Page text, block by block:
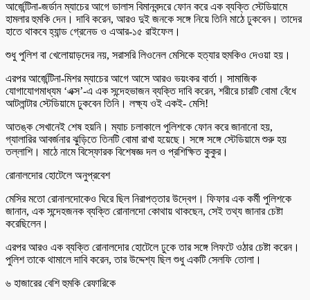
আর্জেন্টিনা-জর্ডান ম্যাচের আগে ডালাস বিমানবন্দরে ফোন করে এক ব্যক্তি স্টেডিয়ামে
হামলার হুমকি দেন। দাবি করেন, আরও দুই জনকে সঙ্গে নিয়ে তিনি মাঠে ঢুকবেন। তাদের
হাতে থাকবে হ্যান্ড গ্রেনেড ও এআর-১৫ রাইফেল।
শুধু পুলিশ বা খেলোয়াড়দের নয়, সরাসরি লিওনেল মেসিকে হত্যার হুমকিও দেওয়া হয়।
এরপর আর্জেন্টিনা-মিশর ম্যাচের আগে আসে আরও ভয়ংকর বার্তা। সামাজিক
যোগাযোগমাধ্যম ‘এক্স’-এ এক সন্দেহভাজন ব্যক্তি দাবি করেন, শরীরে চারটি বোমা বেঁধে
আটলান্টার স্টেডিয়ামে ঢুকবেন তিনি। লক্ষ্য ওই একই- মেসি!
আতঙ্ক সেখানেই শেষ হয়নি। ম্যাচ চলাকালে পুলিশকে ফোন করে জানানো হয়,
গ্যালারির আবর্জনার ঝুড়িতে তিনটি বোমা রাখা হয়েছে। সঙ্গে সঙ্গে স্টেডিয়ামে শুরু হয়
তল্লাশি। মাঠে নামে বিস্ফোরক বিশেষজ্ঞ দল ও প্রশিক্ষিত কুকুর।
রোনালদোর হোটেলে অনুপ্রবেশ
মেসির মতো রোনালদোকেও ঘিরে ছিল নিরাপত্তার উদ্বেগ। ফিফার এক কর্মী পুলিশকে
জানান, এক সন্দেহজনক ব্যক্তি রোনালদো কোথায় থাকছেন, সেই তথ্য জানার চেষ্টা
করেছিলেন।
এরপর আরও এক ব্যক্তি রোনালদোর হোটেলে ঢুকে তার সঙ্গে লিফটে ওঠার চেষ্টা করেন।
পুলিশ তাকে থামালে দাবি করেন, তার উদ্দেশ্য ছিল শুধু একটি সেলফি তোলা।
৬ হাজারের বেশি হুমকি রেফারিকে